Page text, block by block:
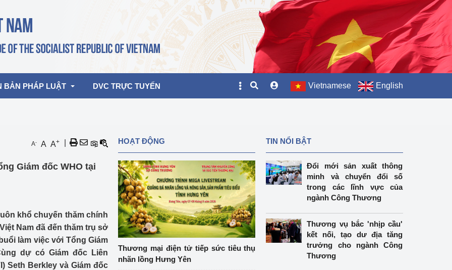
Hoạt động của Lãnh đạo Bộ
2026
luận
Họp báo
Thông cáo báo chí
BẢN PHÁP LUẬT DVC TRỰC TUYẾN Vietnamese English
A- A A+
Giám đốc WHO tại
khổ chuyến thăm chính
Nam đã đến thăm trụ sở
làm việc với Tổng Giám
dự có Giám đốc Liên
Seth Berkley và Giám đốc
HOẠT ĐỘNG
Thương mại điện tử tiếp sức tiêu thụ
nhãn lồng Hưng Yên
TIN NỔI BẬT
Đổi mới sản xuất thông
minh và chuyển đổi số
trong các lĩnh vực của
ngành Công Thương
Thương vụ bắc 'nhịp cầu'
kết nối, tạo dư địa tăng
trưởng cho ngành Công
Thương